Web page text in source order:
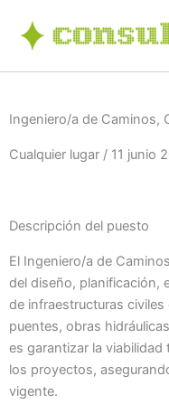
contenido
Ingeniero/a de Caminos,
Cualquier lugar / 11 junio
Descripción del puesto
El Ingeniero/a de
del diseño, planificación,
de infraestructuras
puentes, obras
es garantizar la
los proyectos,
vigente.